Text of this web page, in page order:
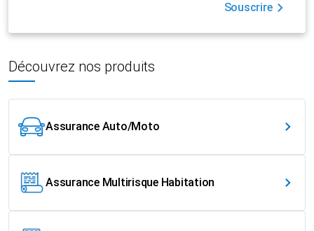
Souscrire
Découvrez nos produits
Assurance Auto/Moto
Assurance Multirisque Habitation